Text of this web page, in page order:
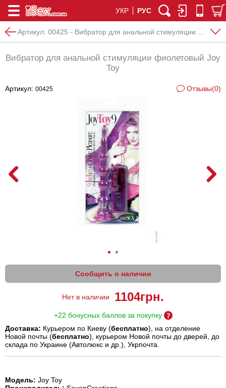
УКР РУС
Артикул: 00425 - Вибратор для анальной стимуляции фиолетовый Joy Toy
Вибратор для анальной стимуляции фиолетовый Joy
Toy
Артикул: 00425 Отзывы(0)
Сообщить о наличии
Нет в наличии 1104грн.
+22 бонусных баллов за покупку
Доставка: Курьером по Киеву (бесплатно), на отделение
Новой почты (бесплатно), курьером Новой почты до дверей, до
склада по Украине (Автолюкс и др.), Укрпочта.
Модель: Joy Toy